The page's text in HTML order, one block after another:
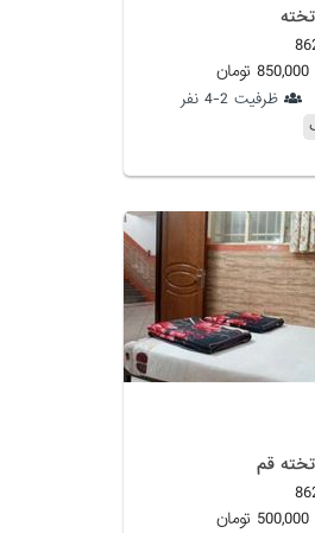
ظرفیت 2-4 نفر